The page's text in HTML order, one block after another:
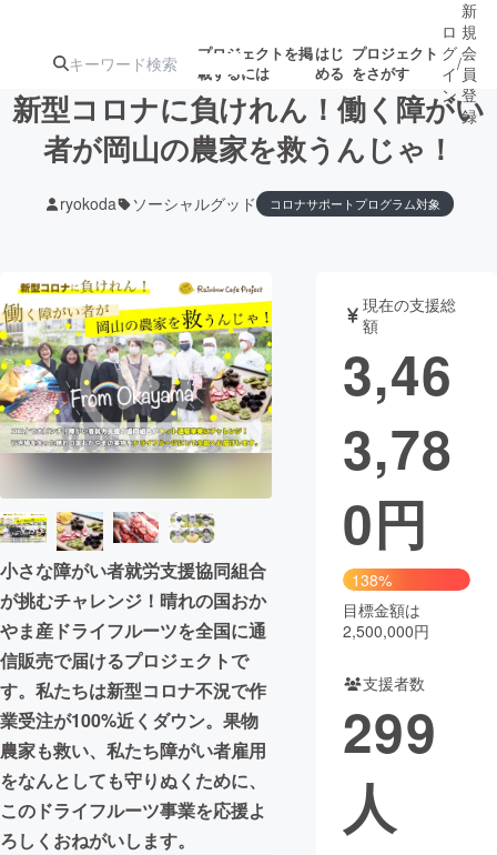
プロジェクトを掲
載するには
はじ
める
プロジェクト
をさがす
ジェクト
ターン
注目の新着プロ
ジェクト
募集終了が近いプ
ロジェクト
もうすぐ公開
されます
アート・写真 音楽
テクノロジー・ガジェット ゲーム・サ
映像・映画
ビジネス・起業
まちづくり・地域活性化
CAMPFIRE for Social Good
CAMPFIRE Creation
CAMPFIREふるさと納税machi-ya コミュニティ
ロ
グ
イ
ン
/
新
規
会
員
登
録
新型コロナに負けれん！働く障がい
者が岡山の農家を救うんじゃ！
ryokoda ソーシャルグッド コロナサポートプログラム対象
小さな障がい者就労支援協同組合
が挑むチャレンジ！晴れの国おか
やま産ドライフルーツを全国に通
信販売で届けるプロジェクトで
す。私たちは新型コロナ不況で作
業受注が100%近くダウン。果物
農家も救い、私たち障がい者雇用
をなんとしても守りぬくために、
このドライフルーツ事業を応援よ
ろしくおねがいします。
現在の支援総
額
3,46
3,78
0円
138%
目標金額は
2,500,000円
支援者数
299
人